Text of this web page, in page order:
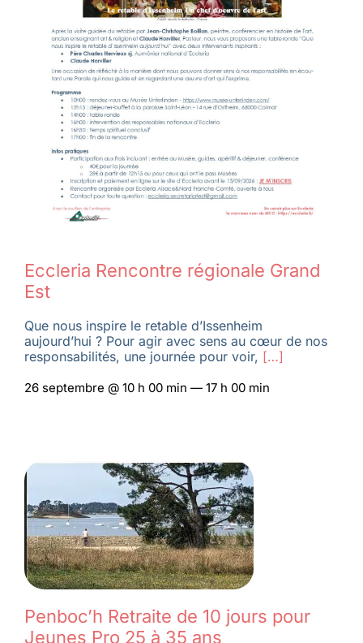
Eccleria Rencontre régionale Grand
Est
Que nous inspire le retable d’Issenheim
aujourd’hui ? Pour agir avec sens au cœur de nos
responsabilités, une journée pour voir, […]
26 septembre @ 10 h 00 min — 17 h 00 min
Penboc’h Retraite de 10 jours pour
Jeunes Pro 25 à 35 ans